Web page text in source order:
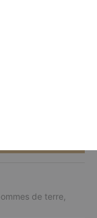
de terre,